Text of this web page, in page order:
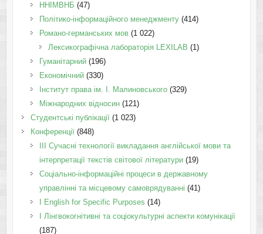
ННІМВНБ (47)
Політико-інформаційного менеджменту(414)
Романо-германських мов(1 022)
Лексикографічна лабораторія LEXILAB (1)
Гуманітарний(196)
Економічний(330)
Інститут права ім. І. Малиновського(329)
Міжнародних відносин(121)
Студентські публікації(1 023)
Конференції(848)
III Сучасні технології викладання англійської мови та
інтерпретації текстів світової літератури(19)
Соціально-інформаційні процеси в державному
управлінні та місцевому самоврядуванні (41)
І English for Specific Purposes (14)
I Лінгвокогнітивні та соціокультурні аспекти комунікації
(187)